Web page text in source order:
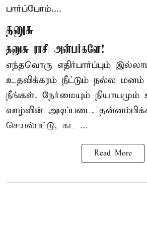
பார்ப்போம்....
தனுசு
தனுசு ராசி அன்பர்களே!
எந்தவொரு எதிர்பார்ப்பும்
உதவிக்கரம் நீட்டும் நல்ல
நீங்கள். நேர்மையும்
வாழ்வின் அடிப்படை.
செயல்பட்டு, கட ...
Read More